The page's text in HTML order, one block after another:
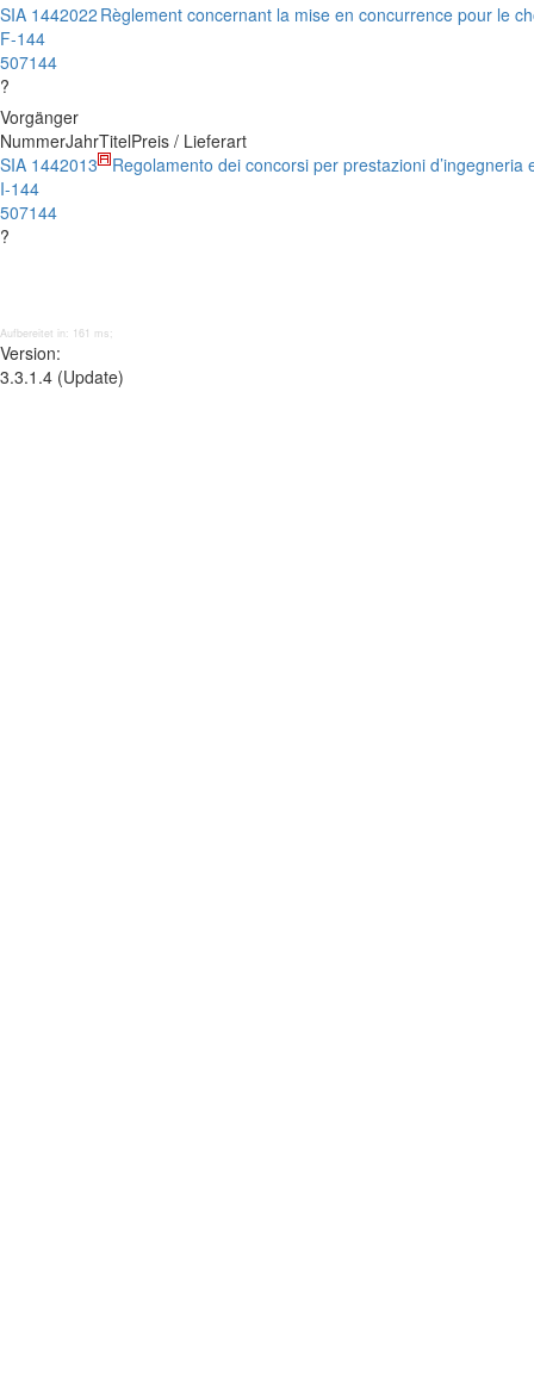
SIA 144
F-144
507144
?
2022 Règlement concernant la mise en concurrence pour le
Vorgänger
NummerJahrTitelPreis / Lieferart
SIA 144
I-144
507144
?
2013 Regolamento dei concorsi per prestazioni d’ingegneria
Aufbereitet in: 161 ms;
Version:
3.3.1.4 (Update)